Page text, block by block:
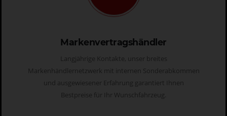
Markenvertragshändler
Langjährige Kontakte, unser breites
Markenhändlernetzwerk mit internen Sonderabkommen
und ausgewiesener Erfahrung garantiert Ihnen
Bestpreise für Ihr Wunschfahrzeug.